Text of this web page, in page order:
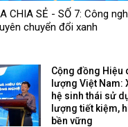
CHIA SẺ - SỐ 7: Công
chuyển đổi xanh
Cộng đồng Hiệu
lượng Việt Nam:
hệ sinh thái sử
lượng tiết kiệm,
bền vững